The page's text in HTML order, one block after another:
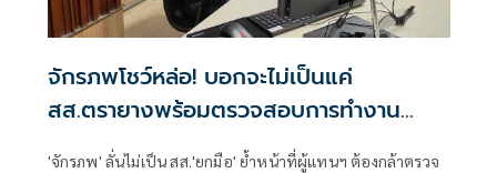
จักรภพโชว์หล่อ! บอกจะไม่เป็นแค่
สส.ตรายางพร้อมตรวจสอบการทำงาน
รัฐบาลด้วย
'จักรภพ' ลั่นไม่เป็น สส.'ยกมือ' ย้ำหน้าที่ผู้แทนฯ ต้องกล้าตรวจ